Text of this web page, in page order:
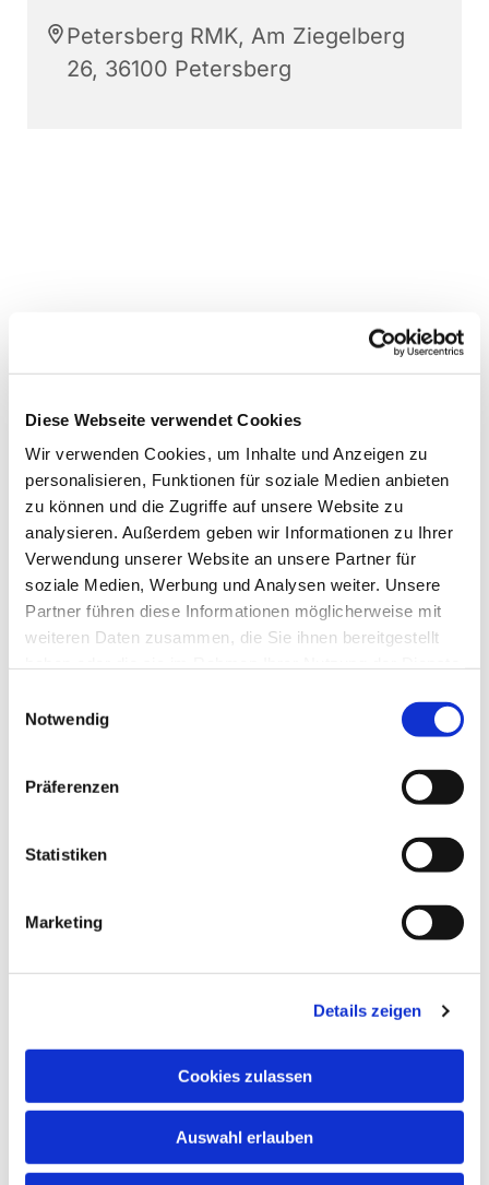
Diese Webseite verwendet Cookies
Wir verwenden Cookies, um Inhalte und Anzeigen zu
personalisieren, Funktionen für soziale Medien anbieten
zu können und die Zugriffe auf unsere Website zu
analysieren. Außerdem geben wir Informationen zu Ihrer
Verwendung unserer Website an unsere Partner für
soziale Medien, Werbung und Analysen weiter. Unsere
Partner führen diese Informationen möglicherweise mit
weiteren Daten zusammen, die Sie ihnen bereitgestellt
Notwendig
Präferenzen
Statistiken
Marketing
Details zeigen
Cookies zulassen
Auswahl erlauben
Petersberg RMK, Am Ziegelberg
26, 36100 Petersberg
Dies könnte Sie auch
interessieren